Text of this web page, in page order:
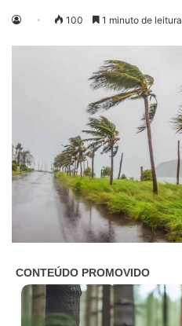
100 1 minuto de leitura